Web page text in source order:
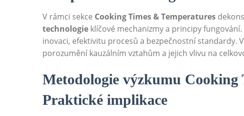
V rámci sekce Cooking Times & Temperatures
technologie klíčové mechanizmy a principy
inovaci, efektivitu procesů a bezpečnostní standardy.
porozumění kauzálním vztahům a jejich vlivu na
Metodologie výzkumu
Praktické implikace